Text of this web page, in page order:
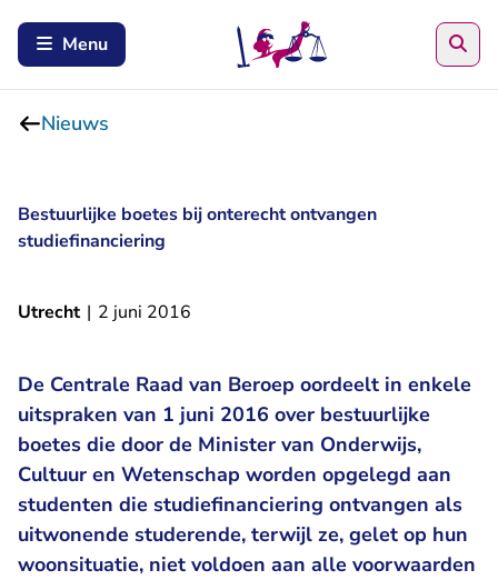
Menu
Nieuws
Bestuurlijke boetes bij onterecht ontvangen
studiefinanciering
Utrecht | 2 juni 2016
De Centrale Raad van Beroep oordeelt in enkele
uitspraken van 1 juni 2016 over bestuurlijke
boetes die door de Minister van Onderwijs,
Cultuur en Wetenschap worden opgelegd aan
studenten die studiefinanciering ontvangen als
uitwonende studerende, terwijl ze, gelet op hun
woonsituatie, niet voldoen aan alle voorwaarden